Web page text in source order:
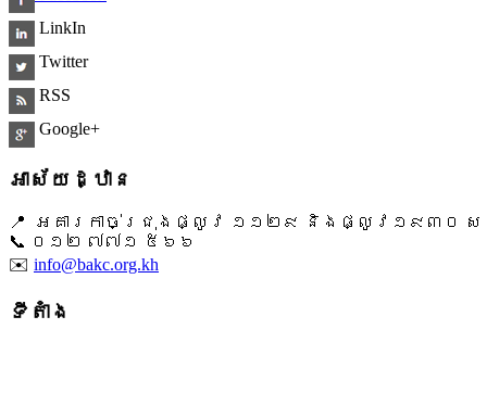
LinkIn
Twitter
RSS
Google+
អាស័យដ្ឋាន
📍 អគារកាច់ជ្រុងផ្លូវ ១១២៩ និងផ្លូវ១៩៣០ ស
📞 ​០១២ ៧៧១ ៥៦៦
✉️ info@bakc.org.kh
ទីតាំង